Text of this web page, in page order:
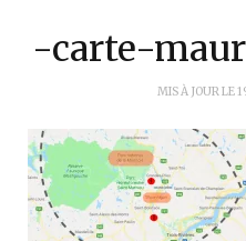
-carte-
MIS À JOUR LE